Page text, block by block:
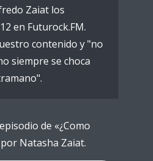
Zaiat los
en Futurock.FM.
contenido y "no
siempre se choca
de «¿Como
Natasha Zaiat.